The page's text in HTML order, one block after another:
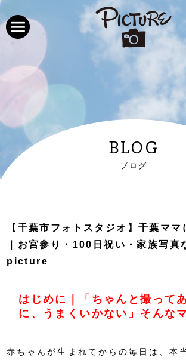
BLOG
ブログ
【千葉市フォトスタジオ】千葉ママ
｜お宮参り・100日祝い・家族写
picture
はじめに｜「ちゃんと撮って
に、うまくいかない」そんな
赤ちゃんが生まれてからの毎日は、本